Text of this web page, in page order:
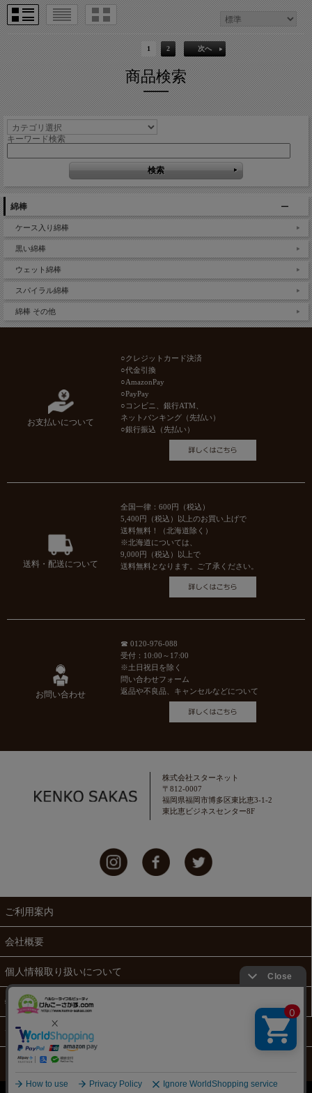
1 2 次へ
商品検索
キーワード検索
綿棒
ケース入り綿棒
黒い綿棒
ウェット綿棒
スパイラル綿棒
綿棒 その他
お支払いについて
○クレジットカード決済
○代金引換
○AmazonPay
○PayPay
○コンビニ、銀行ATM、
ネットバンキング（先払い）
○銀行振込（先払い）
送料・配送について
全国一律：600円（税込）
5,400円（税込）以上のお買い上げで
送料無料！（北海道除く）
※北海道については、
9,000円（税込）以上で
送料無料となります。ご了承ください。
お問い合わせ
☎ 0120-976-088
受付：10:00～17:00
※土日祝日を除く
問い合わせフォーム
返品や不良品、キャンセルなどについて
株式会社スターネット
〒812-0007
福岡県福岡市博多区東比恵3-1-2
東比恵ビジネスセンター8F
ご利用案内
会社概要
個人情報取り扱いについて
特定商取引法に関する表示
サイトマップ